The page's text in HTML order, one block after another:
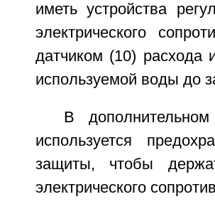
иметь устройства
электрического
датчиком (10) расхода
используемой воды до
В
используется
защиты, чтобы
электрического